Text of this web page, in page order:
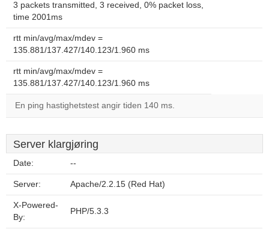
3 packets transmitted, 3 received, 0% packet loss,
time 2001ms
rtt min/avg/max/mdev =
135.881/137.427/140.123/1.960 ms
rtt min/avg/max/mdev =
135.881/137.427/140.123/1.960 ms
En ping hastighetstest angir tiden 140 ms.
Server klargjøring
Date: --
Server: Apache/2.2.15 (Red Hat)
X-Powered-
By:
PHP/5.3.3